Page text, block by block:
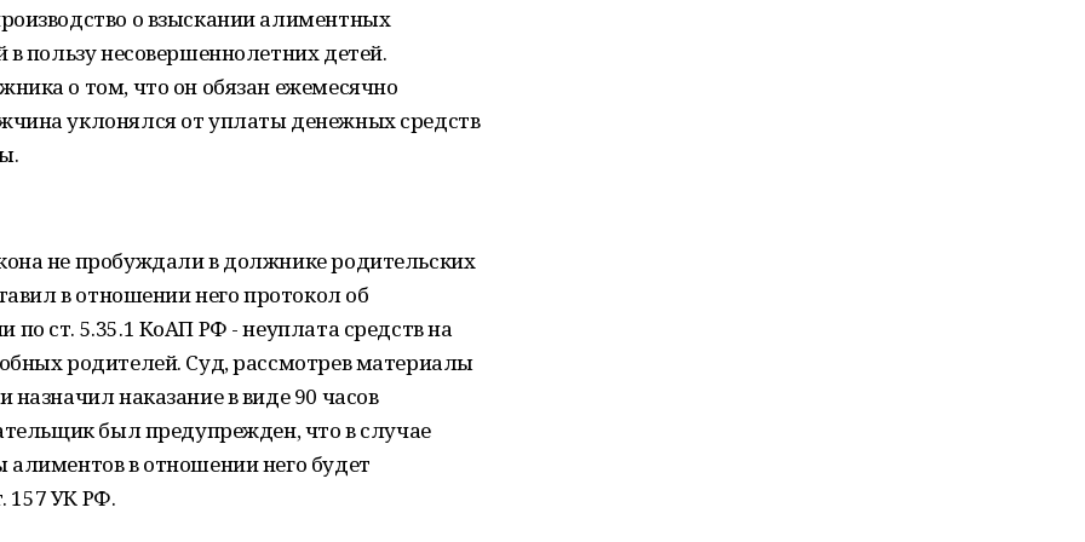
о взыскании алиментных
пользу несовершеннолетних детей.
о том, что он обязан ежемесячно
уклонялся от уплаты денежных средств
не пробуждали в должнике родительских
в отношении него протокол об
ст. 5.35.1 КоАП РФ - неуплата средств на
родителей. Суд, рассмотрев материалы
наказание в виде 90 часов
был предупрежден, что в случае
в отношении него будет
157 УК РФ.